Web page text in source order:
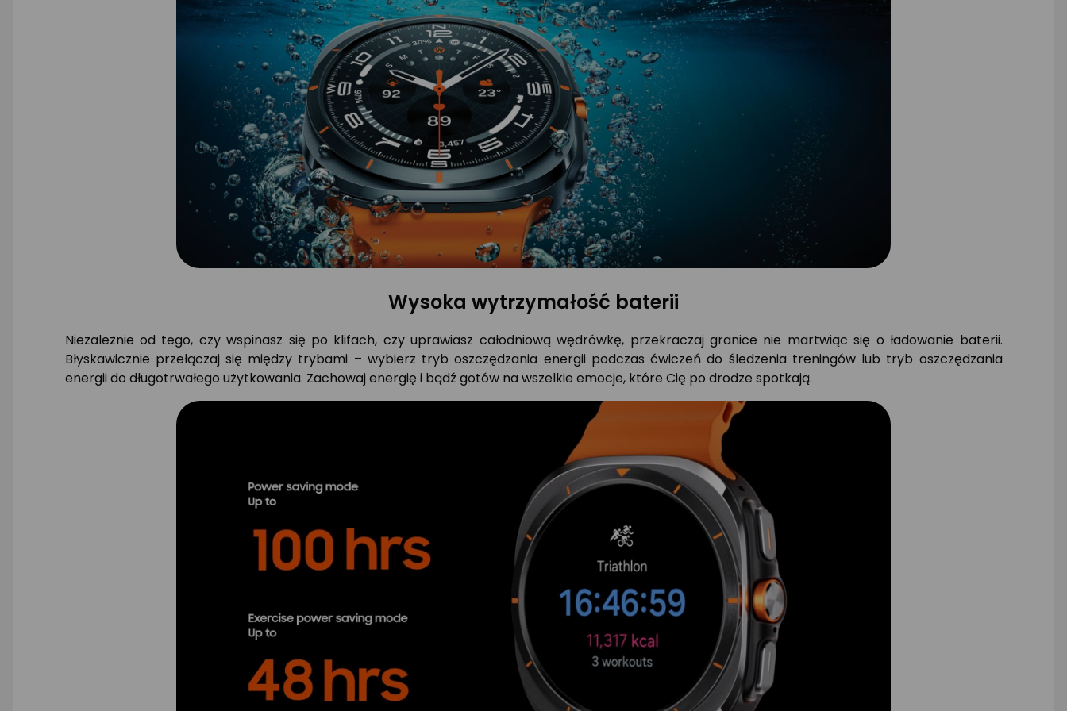
Wysoka wytrzymałość baterii
Niezależnie od tego, czy wspinasz się po klifach, czy uprawiasz całodniową wędrówkę, przekraczaj granice nie martwiąc się o ładowanie baterii.
Błyskawicznie przełączaj się między trybami – wybierz tryb oszczędzania energii podczas ćwiczeń do śledzenia treningów lub tryb oszczędzania
energii do długotrwałego użytkowania. Zachowaj energię i bądź gotów na wszelkie emocje, które Cię po drodze spotkają.